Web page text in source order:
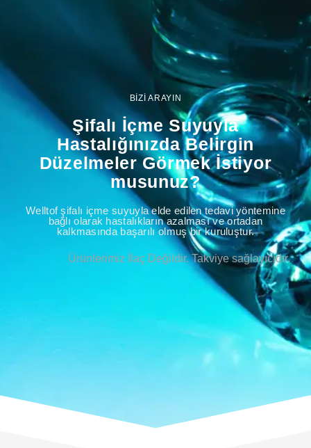
BİZİ ARAYIN
Şifalı İçme Suyuyla
Hastalığınızda Belirgin
Düzelmeler Görmek İstiyor
musunuz?
Welltof şifalı içme suyuyla elde edilen tedavi yöntemine
bağlı olarak hastalıkların azalması ve ortadan
kalkmasında başarılı olmuş bir kuruluştur.
Ürünlerimiz İlaç Değildir. Takviye sağlayıcıdır.